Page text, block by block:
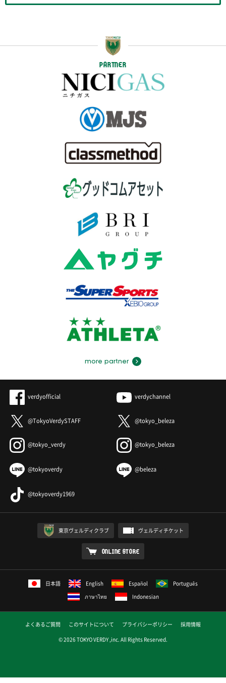
PARTNER
more partner
verdyofficial verdychannel
@TokyoVerdySTAFF @tokyo_beleza
@tokyo_verdy @tokyo_beleza
@tokyoverdy @beleza
@tokyoverdy1969
東京ヴェルディクラブ ヴェルディチケット
ONLINE STORE
日本語 English Español
Português
ภาษาไทย
Indonesian
よくあるご質問 このサイトについて プライバシーポリシー
採用情報
© 2026 TOKYO VERDY ,inc. All Rights Reserved.